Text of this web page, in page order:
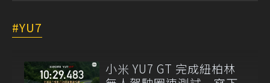
YU7
小米 YU7 GT 完成紐柏林